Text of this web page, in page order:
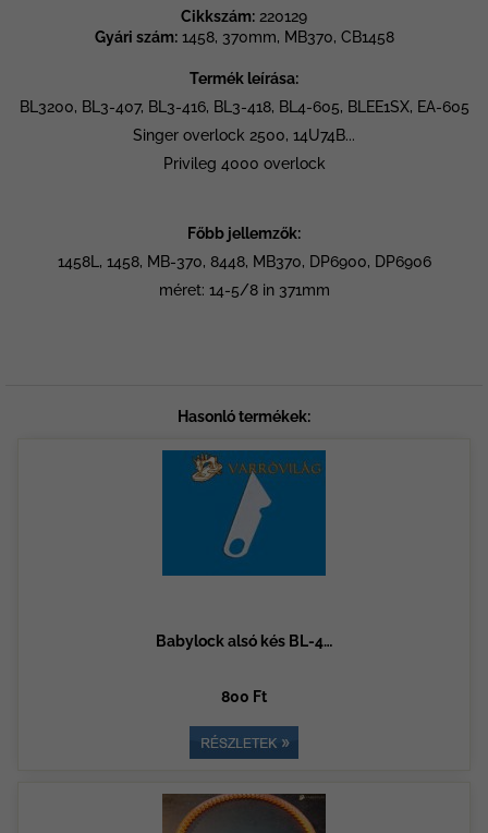
Cikkszám: 220129
Gyári szám:1458, 370mm, MB370, CB1458
Termék leírása:
BL3200, BL3-407, BL3-416, BL3-418, BL4-605, BLEE1SX, EA-605
Singer overlock 2500, 14U74B...
Privileg 4000 overlock
Főbb jellemzők:
1458L, 1458, MB-370, 8448, MB370, DP6900, DP6906
méret: 14-5/8 in 371mm
Hasonló termékek:
Babylock alsó kés BL-4…
800 Ft